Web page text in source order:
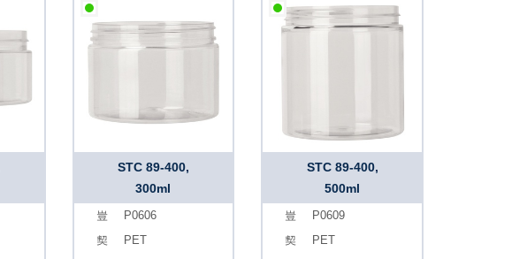
STC 89-400,
300ml
P0606
PET
STC 89-400,
500ml
P0609
PET